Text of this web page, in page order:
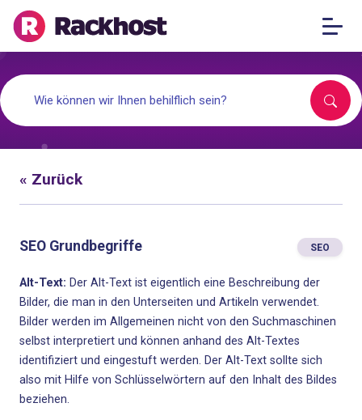
« Zurück
SEO Grundbegriffe SEO
Alt-Text: Der Alt-Text ist eigentlich eine Beschreibung der
Bilder, die man in den Unterseiten und Artikeln verwendet.
Bilder werden im Allgemeinen nicht von den Suchmaschinen
selbst interpretiert und können anhand des Alt-Textes
identifiziert und eingestuft werden. Der Alt-Text sollte sich
also mit Hilfe von Schlüsselwörtern auf den Inhalt des Bildes
beziehen.